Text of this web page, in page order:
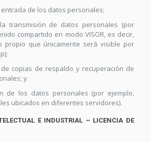
entrada de los datos personales;
transmisión de datos personales (por
compartido en modo VISOR, es decir,
propio que únicamente será visible por
copias de respaldo y recuperación de
y
de los datos personales (por ejemplo,
ubicados en diferentes servidores).
E INDUSTRIAL – LICENCIA DE